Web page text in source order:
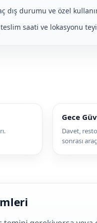
durumu ve özel
saati ve lokasyonu
Gece
Davet,
sonrası